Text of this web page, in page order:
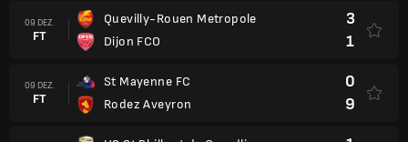
09 DEZ.
FT
Quevilly-Rouen Metropole
Dijon FCO
3
1
09 DEZ.
FT
St Mayenne FC
Rodez Aveyron
0
9